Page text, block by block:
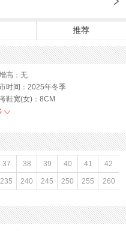
推荐
高：无
时间：2025年冬季
鞋宽(女)：8CM
材质：羊皮
筒面材质：羊皮革
高度：1.5CM
：无
款式：圆头
面图案：纯色
：女子
数值：8.5CM
37 38 39 40 41 42
235 240 245 250 255 260